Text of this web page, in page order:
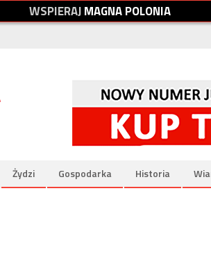
WSPIERAJMAGNAPOLONIA
Żydzi Gospodarka Historia